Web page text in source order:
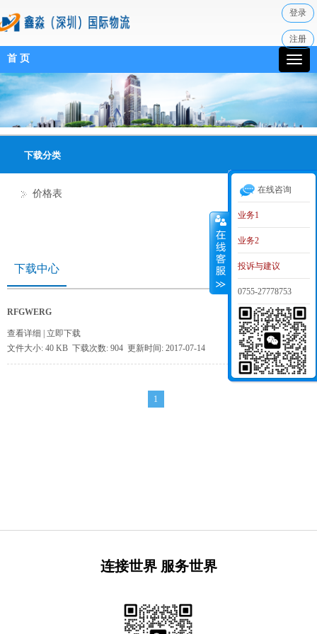
首 页
登录
注册
下载分类
价格表
下载中心
RFGWERG
查看详细 | 立即下载
文件大小: 40 KB 下载次数: 904 更新时间: 2017-07-14
1
连接世界 服务世界
在线咨询
业务1
业务2
投诉与建议
0755-27778753